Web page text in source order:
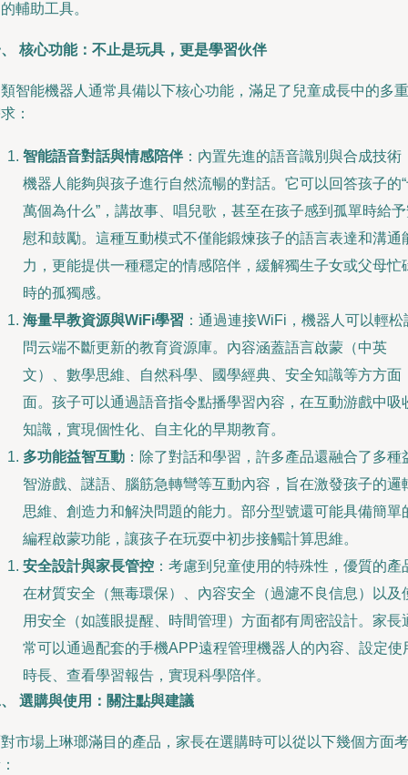
輔助工具。
核心功能：不止是玩具，更是學習伙伴
智能機器人通常具備以下核心功能，滿足了兒童成長中的多重
：
智能語音對話與情感陪伴：內置先進的語音識別與合成技術
機器人能夠與孩子進行自然流暢的對話。它可以回答孩子的
萬個為什么”，講故事、唱兒歌，甚至在孩子感到孤單時給
慰和鼓勵。這種互動模式不僅能鍛煉孩子的語言表達和溝通
力，更能提供一種穩定的情感陪伴，緩解獨生子女或父母忙
時的孤獨感。
海量早教資源與WiFi學習 ：通過連接WiFi，機器人可以輕松
問云端不斷更新的教育資源庫。內容涵蓋語言啟蒙（中英
文）、數學思維、自然科學、國學經典、安全知識等方方面
面。孩子可以通過語音指令點播學習內容，在互動游戲中吸
知識，實現個性化、自主化的早期教育。
多功能益智互動 ：除了對話和學習，許多產品還融合了多種
智游戲、謎語、腦筋急轉彎等互動內容，旨在激發孩子的邏
思維、創造力和解決問題的能力。部分型號還可能具備簡單
編程啟蒙功能，讓孩子在玩耍中初步接觸計算思維。
安全設計與家長管控 ：考慮到兒童使用的特殊性，優質的產
在材質安全（無毒環保）、內容安全（過濾不良信息）以及
用安全（如護眼提醒、時間管理）方面都有周密設計。家長
常可以通過配套的手機APP遠程管理機器人的內容、設定使
時長、查看學習報告，實現科學陪伴。
選購與使用：關注點與建議
市場上琳瑯滿目的產品，家長在選購時可以從以下幾個方面考